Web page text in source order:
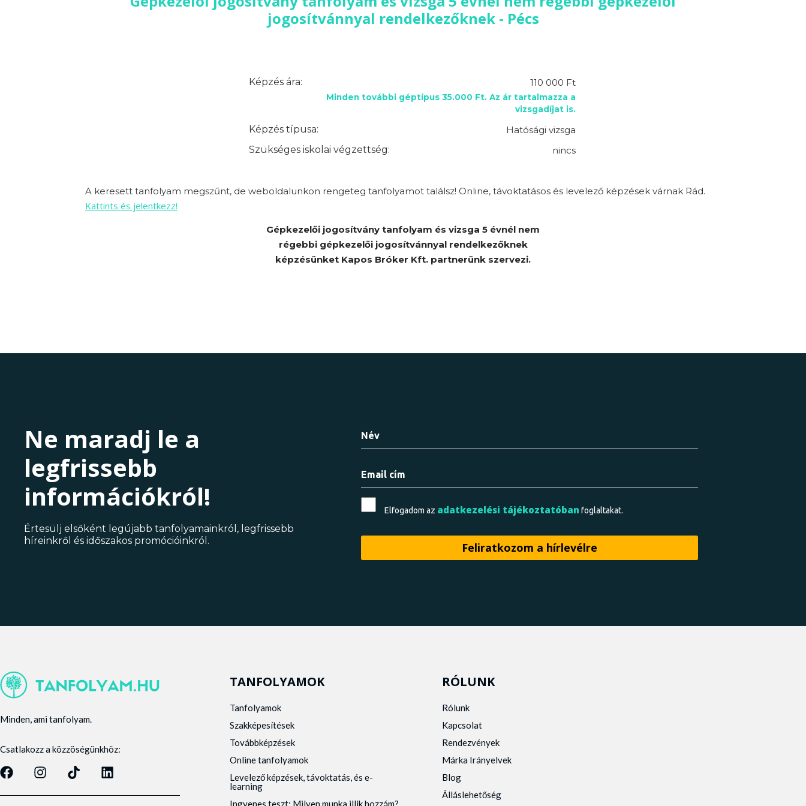
jogosítvánnyal rendelkezőknek - Pécs
Képzés ára: 110 000 Ft
Minden további géptípus 35.000 Ft. Az ár tartalmazza a
vizsgadíjat is.
Képzés típusa:
Hatósági vizsga
Szükséges iskolai végzettség:
nincs
A keresett tanfolyam megszűnt, de weboldalunkon rengeteg tanfolyamot találsz! Online, távoktatásos és levelező képzések várnak Rád.
Kattints és jelentkezz!
Gépkezelői jogosítvány tanfolyam és vizsga 5 évnél nem
régebbi gépkezelői jogosítvánnyal rendelkezőknek
képzésünket Kapos Bróker Kft. partnerünk szervezi.
Ne maradj le a
legfrissebb
információkról!
Értesülj elsőként legújabb tanfolyamainkról, legfrissebb
híreinkről és időszakos promócióinkról.
Elfogadom az adatkezelési tájékoztatóban foglaltakat.
Minden, ami tanfolyam.
Csatlakozz a közzöségünkhöz:
TANFOLYAMOK
Tanfolyamok
Szakképesítések
Továbbképzések
Online tanfolyamok
Levelező képzések, távoktatás, és e-
learning
RÓLUNK
Rólunk
Kapcsolat
Rendezvények
Márka Irányelvek
Blog
Álláslehetőség